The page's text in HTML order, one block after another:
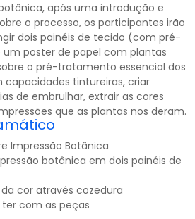
após uma introdução e
o processo, os participantes irão
dois painéis de tecido (com pré-
poster de papel com plantas
o pré-tratamento essencial dos
tintureiras, criar
de embrulhar, extrair as cores
que as plantas nos deram.
Impressão Botânica
botânica em dois painéis de
cor através cozedura
ter com as peças